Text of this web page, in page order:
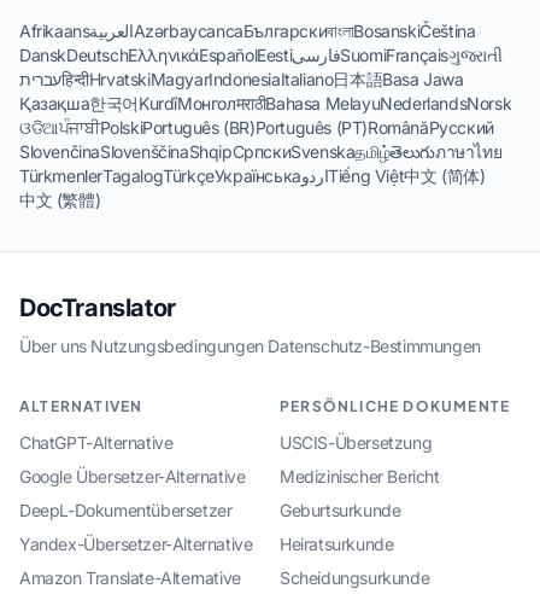
AfrikaansالعربيةAzərbaycancaБългарскиবাংলাBosanskiČeština
DanskDeutschΕλληνικάEspañolEestiفارسیSuomiFrançaisગુજરાતી
עבריתहिन्दीHrvatskiMagyarIndonesiaItaliano日本語Basa Jawa
Қазақша한국어KurdîМонголमराठीBahasa MelayuNederlandsNorsk
ଓଡିଆਪੰਜਾਬੀPolskiPortuguês (BR)Português (PT)RomânăРусский
SlovenčinaSlovenščinaShqipСрпскиSvenskaதமிழ்తెలుగుภาษาไทย
TürkmenlerTagalogTürkçeУкраїнськаاردوTiếng Việt中文 (简体)
中文 (繁體)
DocTranslator
Über uns·Nutzungsbedingungen·Datenschutz-Bestimmungen
ALTERNATIVEN
ChatGPT-Alternative
Google Übersetzer-Alternative
DeepL-Dokumentübersetzer
Yandex-Übersetzer-Alternative
Amazon Translate-Alternative
PERSÖNLICHE DOKUMENTE
USCIS-Übersetzung
Medizinischer Bericht
Geburtsurkunde
Heiratsurkunde
Scheidungsurkunde